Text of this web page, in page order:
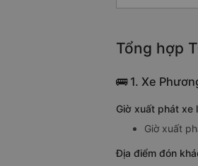
Tổng hợp
🚌 1. Xe
Giờ xuất phát xe
Giờ xuất
Địa điểm đón